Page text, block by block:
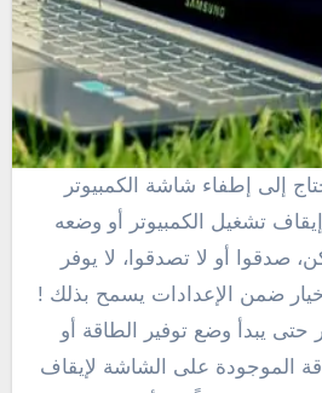
تشغيل الكمبيوتر أو وضعه
صدقوا أو لا تصدقوا، لا يوفر
ضمن الإعدادات يسمح بذلك !
حتى يبدأ وضع توفير الطاقة أو
الموجودة على الشاشة لإيقاف